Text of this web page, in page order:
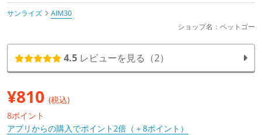
サンライズ
AIM30
ショップ名：ペットゴー
4.5 レビューを見る（2）
¥810 (税込)
8ポイント
アプリからの購入でポイント2倍（＋8ポイント）